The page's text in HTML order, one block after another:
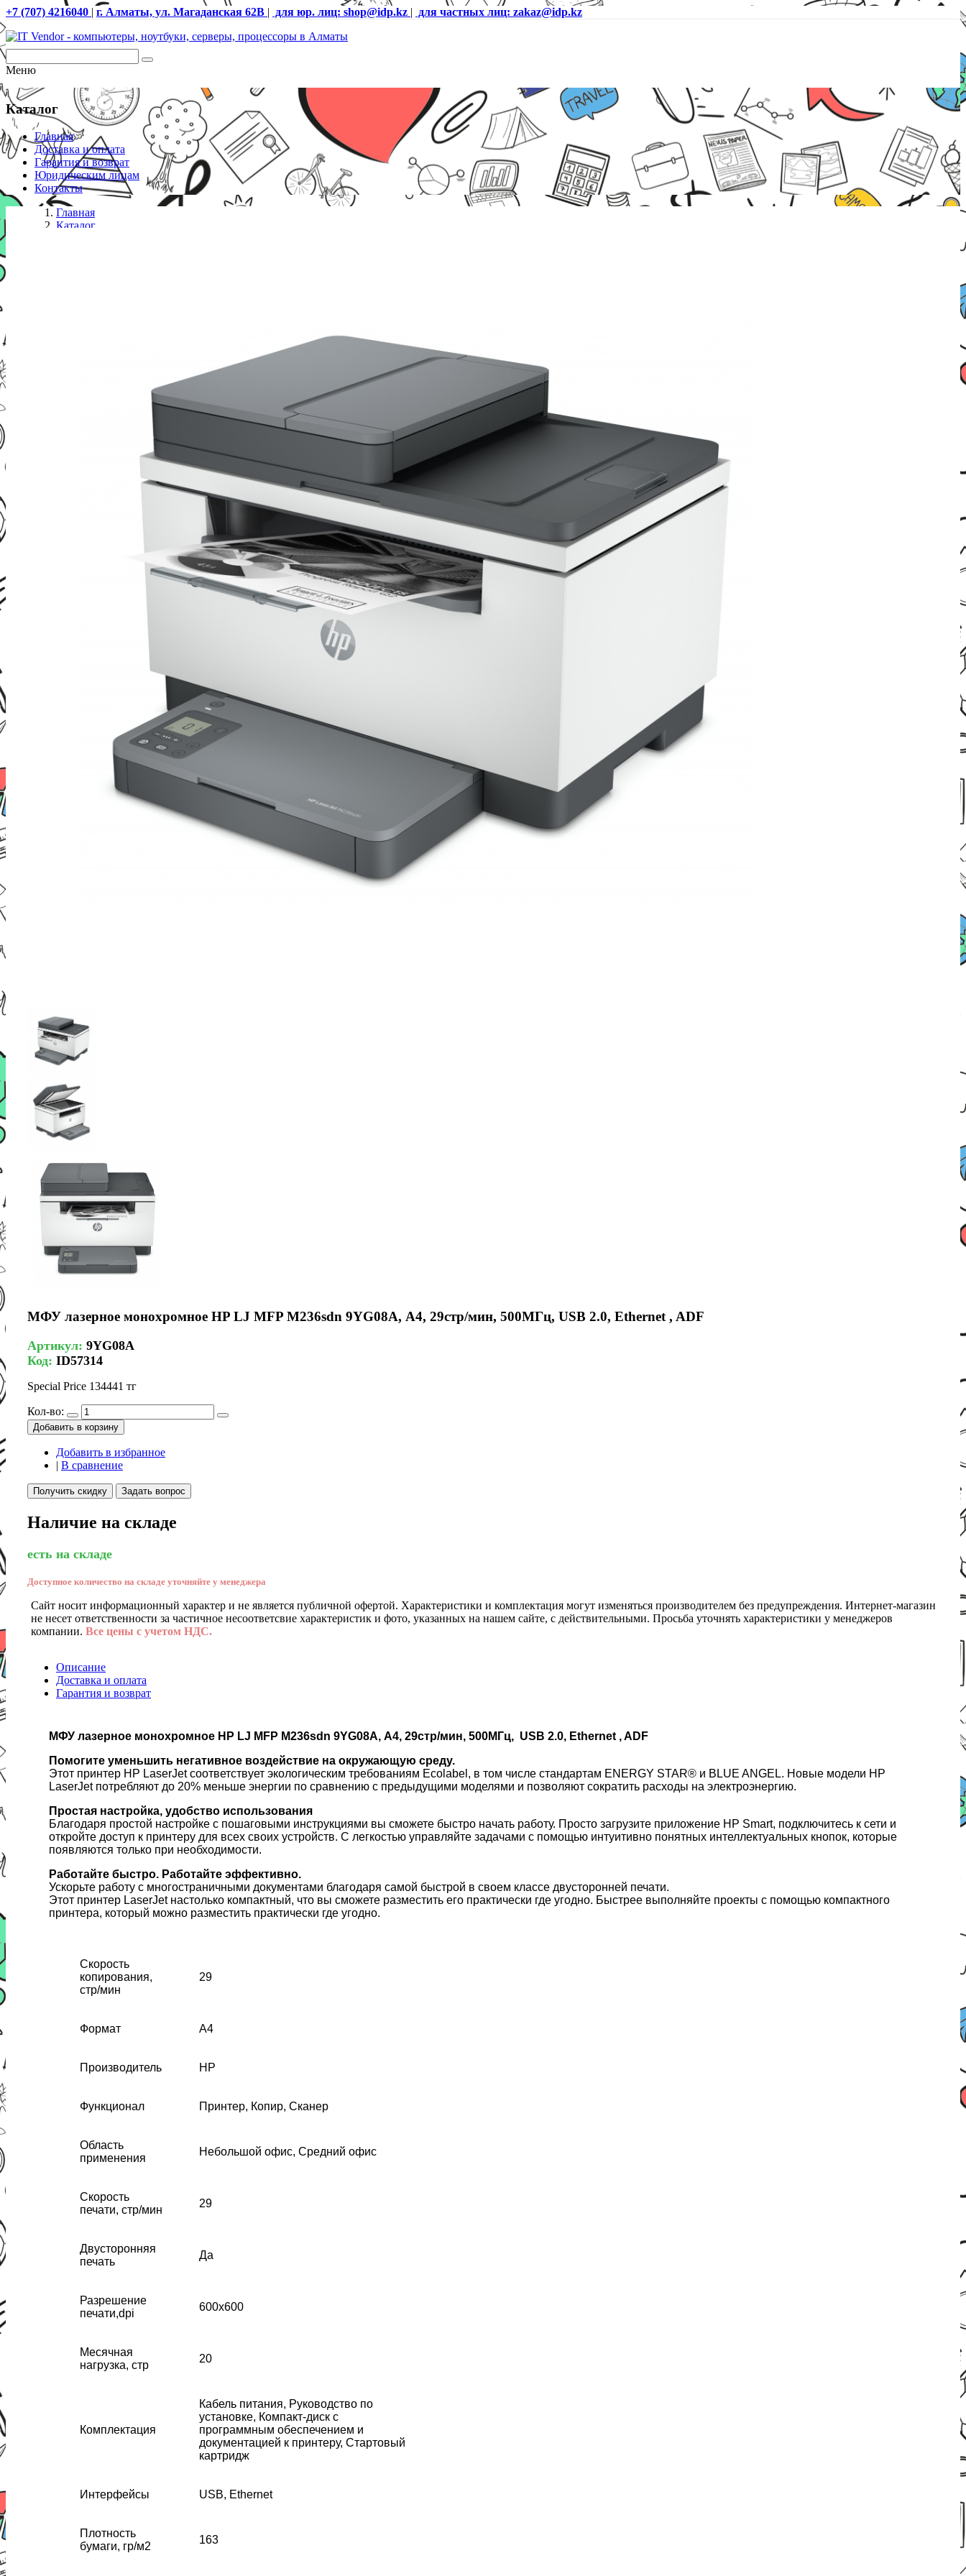
+7 (707) 4216040 | г. Алматы, ул. Магаданская 62В | для юр. лиц: shop@idp.kz | для частных лиц: zakaz@idp.kz
Меню
Каталог
Главная
Доставка и оплата
Гарантия и возврат
Юридическим лицам
Контакты
Главная
Каталог
МФУ лазерное монохромное HP LJ MFP M236sdn 9YG08A, А4, 29стр/мин, 500МГц, USB 2.0, Ethernet , ADF
Артикул: 9YG08A
Код: ID57314
Special Price 134441 тг
Кол-во:
Добавить в корзину
Добавить в избранное
| В сравнение
Получить скидку Задать вопрос
Наличие на складе
есть на складе
Доступное количество на складе уточняйте у менеджера
Сайт носит информационный характер и не является публичной офертой. Характеристики и комплектация могут изменяться производителем без предупреждения. Интернет-магазин
не несет ответственности за частичное несоответсвие характеристик и фото, указанных на нашем сайте, с действительными. Просьба уточнять характеристики у менеджеров
компании. Все цены с учетом НДС.
Описание
Доставка и оплата
Гарантия и возврат
МФУ лазерное монохромное HP LJ MFP M236sdn 9YG08A, А4, 29стр/мин, 500МГц, USB 2.0, Ethernet , ADF
Помогите уменьшить негативное воздействие на окружающую среду.
Этот принтер HP LaserJet соответствует экологическим требованиям Ecolabel, в том числе стандартам ENERGY STAR® и BLUE ANGEL. Новые модели HP
LaserJet потребляют до 20% меньше энергии по сравнению с предыдущими моделями и позволяют сократить расходы на электроэнергию.
Простая настройка, удобство использования
Благодаря простой настройке с пошаговыми инструкциями вы сможете быстро начать работу. Просто загрузите приложение HP Smart, подключитесь к сети и
откройте доступ к принтеру для всех своих устройств. С легкостью управляйте задачами с помощью интуитивно понятных интеллектуальных кнопок, которые
появляются только при необходимости.
Работайте быстро. Работайте эффективно.
Ускорьте работу с многостраничными документами благодаря самой быстрой в своем классе двусторонней печати.
Этот принтер LaserJet настолько компактный, что вы сможете разместить его практически где угодно. Быстрее выполняйте проекты с помощью компактного
принтера, который можно разместить практически где угодно.
Скорость
копирования,
стр/мин
29
Формат А4
Производитель HP
Функционал Принтер, Копир, Сканер
Область
применения
Небольшой офис, Средний офис
Скорость
печати, стр/мин
29
Двусторонняя
печать
Да
Разрешение
печати,dpi
600x600
Месячная
нагрузка, стр
20
Комплектация
Кабель питания, Руководство по
установке, Компакт-диск с
программным обеспечением и
документацией к принтеру, Стартовый
картридж
Интерфейсы USB, Ethernet
Плотность
бумаги, гр/м2
163